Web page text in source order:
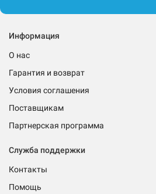
Информация
О нас
Гарантия и возврат
Условия соглашения
Поставщикам
Партнерская программа
Служба поддержки
Контакты
Помощь